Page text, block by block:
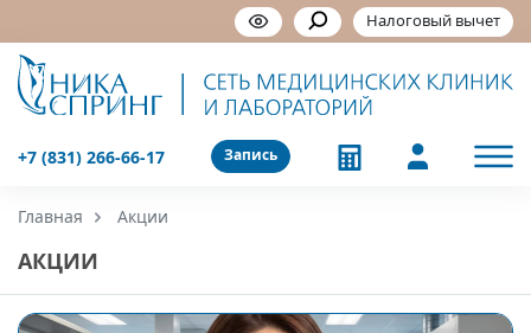
Налоговый вычет
Запись
+7 (831) 266-66-17
Главная Акции
АКЦИИ